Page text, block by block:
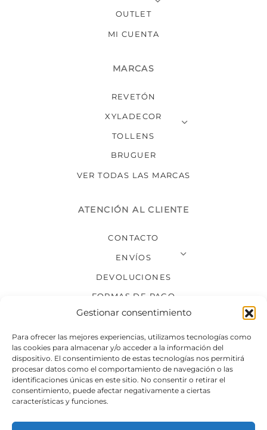
Gestionar consentimiento
Para ofrecer las mejores experiencias, utilizamos tecnologías como
las cookies para almacenar y/o acceder a la información del
dispositivo. El consentimiento de estas tecnologías nos permitirá
procesar datos como el comportamiento de navegación o las
identificaciones únicas en este sitio. No consentir o retirar el
consentimiento, puede afectar negativamente a ciertas
características y funciones.
OUTLET
MI CUENTA
MARCAS
REVETÓN
XYLADECOR
TOLLENS
BRUGUER
VER TODAS LAS MARCAS
ATENCIÓN AL CLIENTE
CONTACTO
ENVÍOS
DEVOLUCIONES
FORMAS DE PAGO
SÍGUENOS